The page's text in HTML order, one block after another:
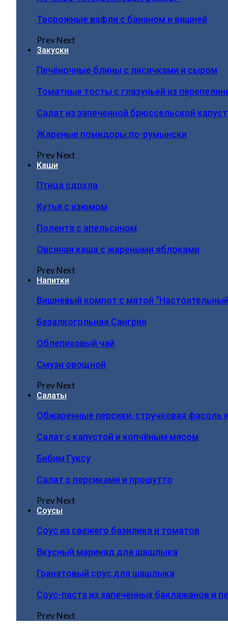
Творожные вафли с бананом и вишней
PrevNext
Закуски
Печёночные блины с лисичками и сыром
Томатные тосты с глазуньей из
Салат из запеченной брюссельской
Жареные помидоры по-румынски
PrevNext
Каши
Птица сдохла
Кутья с изюмом
Полента с апельсином
Овсяная каша с жареными яблоками
PrevNext
Напитки
Вишневый компот с мятой
Безалкогольная Сангрия
Облепиховый чай
Смузи овощной
PrevNext
Салаты
Обжаренные персики, стручковая фасоль
Салат с капустой и копчёным мясом
Бибим Гуксу
Салат с персиками и прошутто
PrevNext
Соусы
Соус из свежего базилика и томатов
Вкусный маринад для шашлыка
Гранатовый соус для шашлыка
Соус-паста из запечённых баклажанов и
PrevNext